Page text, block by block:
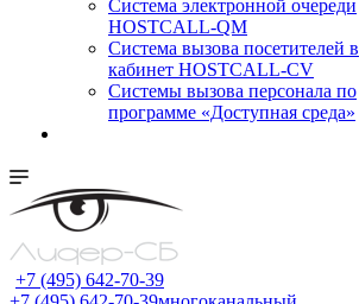
Система электронной очереди
HOSTCALL-QM
Cистема вызова посетителей в
кабинет HOSTCALL-CV
Системы вызова персонала по
программе «Доступная среда»
+7 (495) 642-70-39